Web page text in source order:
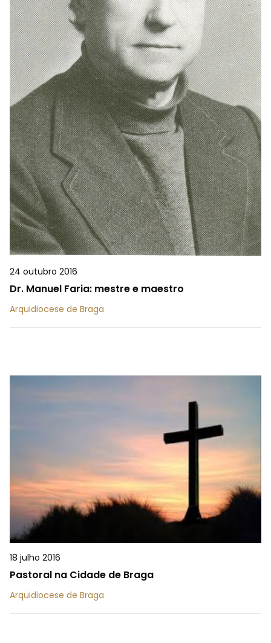
24 outubro 2016
Dr. Manuel Faria: mestre e maestro
Arquidiocese de Braga
18 julho 2016
Pastoral na Cidade de Braga
Arquidiocese de Braga